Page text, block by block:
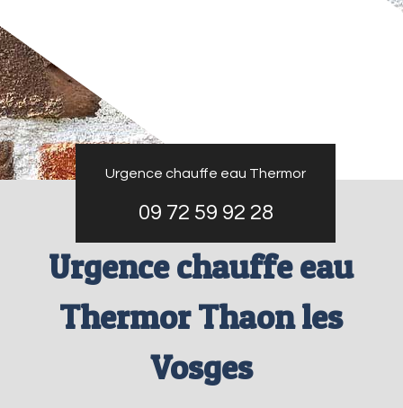
Urgence chauffe eau Thermor
09 72 59 92 28
Urgence chauffe eau
Thermor Thaon les
Vosges